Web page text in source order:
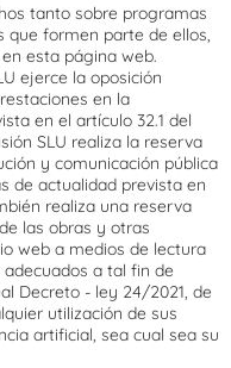
tanto sobre programas
que formen parte de ellos,
esta página web.
ejerce la oposición
en la
en el artículo 32.1 del
SLU realiza la reserva
y comunicación pública
de actualidad prevista en
realiza una reserva
las obras y otras
web a medios de lectura
a tal fin de
Decreto - ley 24/2021, de
utilización de sus
artificial, sea cual sea su